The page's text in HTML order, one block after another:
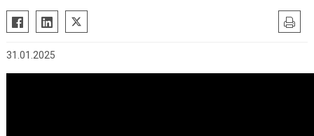
31.01.2025